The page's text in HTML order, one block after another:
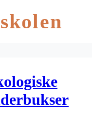
3-pak, blå